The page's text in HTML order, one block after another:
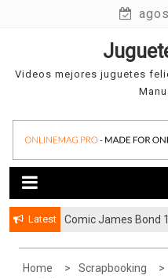
Videos mejores juguetes
Latest Comic James Bond 1
Home Scrapbooking